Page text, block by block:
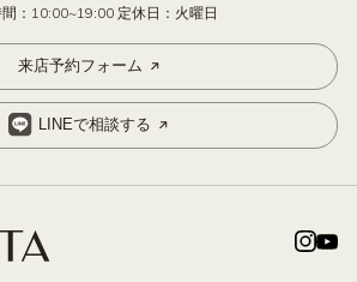
：10:00~19:00 定休日：火曜日
来店予約フォーム
LINEで相談する